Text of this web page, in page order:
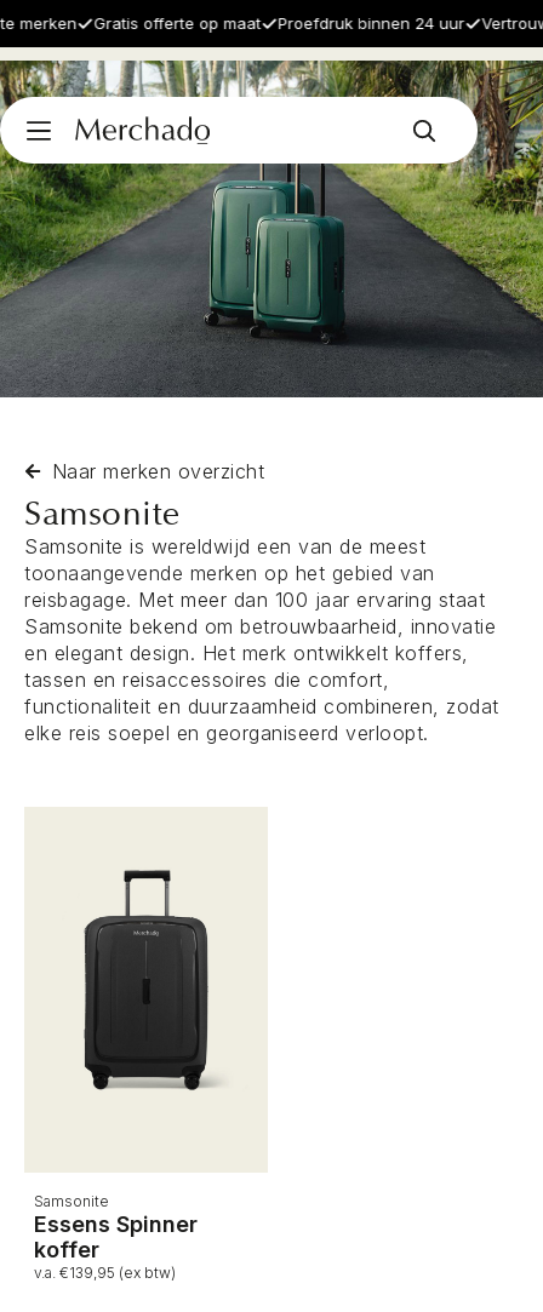
merken Gratis offerte op maat Proefdruk binnen 24 uur
Naar merken overzicht
Samsonite
Samsonite is wereldwijd een van de meest
toonaangevende merken op het gebied van
reisbagage. Met meer dan 100 jaar ervaring staat
Samsonite bekend om betrouwbaarheid, innovatie
en elegant design. Het merk ontwikkelt koffers,
tassen en reisaccessoires die comfort,
functionaliteit en duurzaamheid combineren, zodat
elke reis soepel en georganiseerd verloopt.
Samsonite
Essens Spinner
koffer
v.a. €139,95 (ex btw)